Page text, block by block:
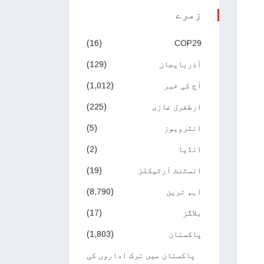
زمرے
COP29
(16)
آذربایجان (129)
آج کی خبر (1,012)
ارطغرل غازی (225)
انٹرویوز (5)
انڈیا (2)
انسٹنٹ آرٹیکلز (19)
اہم ترین (8,790)
بلاگز (17)
پاکستان (1,803)
پاکستان میں ترک اداروں کی